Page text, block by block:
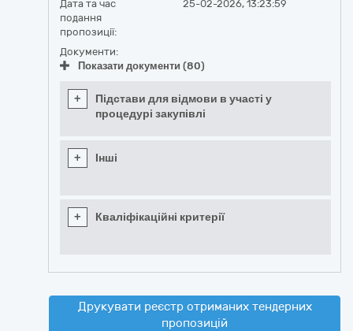
Дата та час
подання
пропозиції:
25-02-2026, 13:23:59
Документи:
Показати документи (80)
+
Підстави для відмови в участі у
процедурі закупівлі
+ Інші
+ Кваліфікаційні критерії
Друкувати реєстр отриманих тендерних
пропозицій